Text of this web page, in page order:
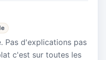
Pas d'explications pas
c'est sur toutes les